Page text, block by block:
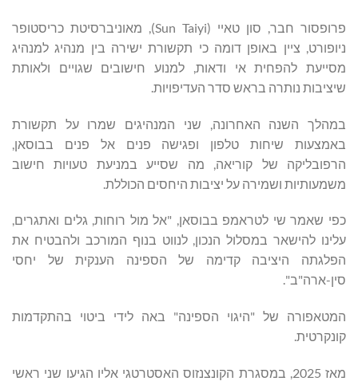
פרופסור חבר, סון טאיי (Sun Taiyi), מאוניברסיטת כריסטופר
ניופורט, ציין באופן דומה כי תקשורת ישירה בין מנהיג למנהיג
מסייעת להפחית אי ודאות, למנוע חישובים שגויים ולאותת
שיציבות נותרה בראש סדר העדיפויות.
במהלך השנה האחרונה, שני המנהיגים שמרו על תקשורת
באמצעות שיחות טלפון ופגישה פנים אל פנים בבוסאן,
הרפובליקה של קוריאה, מה שסייע במניעת טעויות חישוב
משמעותיות ושמירה על יציבות היחסים הכוללת.
כפי שאמר שי לטראמפ בבוסאן, "אל מול רוחות, גלים ואתגרים,
עלינו להישאר במסלול הנכון, לנווט בנוף המורכב ולהבטיח את
הפלגתה היציבה קדימה של הספינה הענקית של יחסי
סין-ארה"ב".
המטאפורה של "היגוי הספינה" באה לידי ביטוי בהתקדמות
קונקרטית.
מאז 2025, במסגרת הקונצנזוס האסטרטגי אליו הגיעו שני ראשי